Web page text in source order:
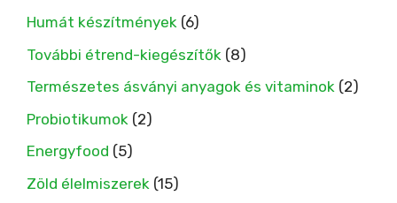
Humát készítmények (6)
További étrend-kiegészítők (8)
Természetes ásványi anyagok és vitaminok (2)
Probiotikumok (2)
Energyfood (5)
Zöld élelmiszerek (15)